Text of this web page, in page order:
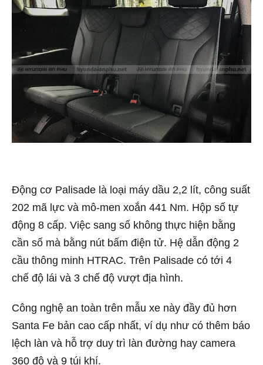
Động cơ Palisade là loại máy dầu 2,2 lít, công suất
202 mã lực và mô-men xoắn 441 Nm. Hộp số tự
động 8 cấp. Việc sang số không thực hiện bằng
cần số mà bằng nút bấm điện tử. Hệ dẫn động 2
cầu thông minh HTRAC. Trên Palisade có tới 4
chế độ lái và 3 chế độ vượt địa hình.
Công nghệ an toàn trên mẫu xe này đầy đủ hơn
Santa Fe bản cao cấp nhất, ví dụ như có thêm báo
lệch làn và hỗ trợ duy trì làn đường hay camera
360 độ và 9 túi khí.